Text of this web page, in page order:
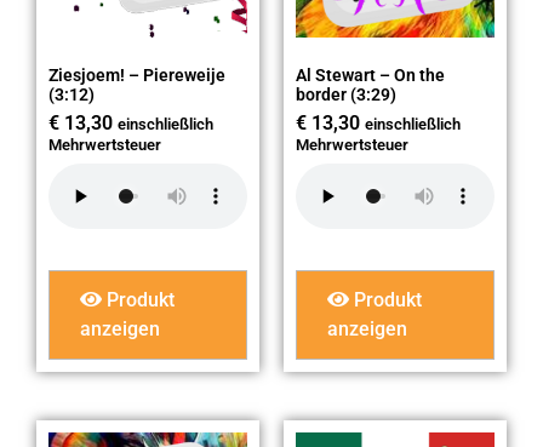
Ziesjoem! – Piereweije
(3:12)
€ 13,30 einschließlich
Mehrwertsteuer
Produkt
anzeigen
Al Stewart – On the
border (3:29)
€ 13,30 einschließlich
Mehrwertsteuer
Produkt
anzeigen